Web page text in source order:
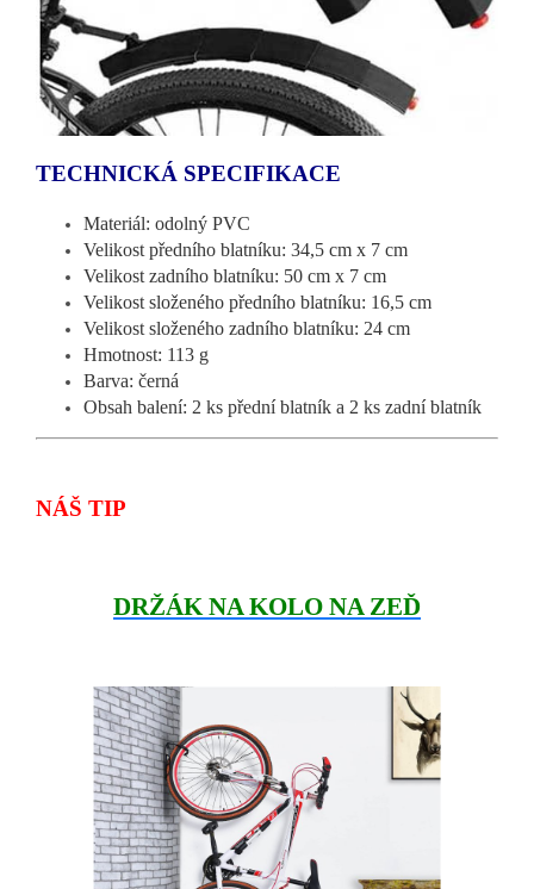
TECHNICKÁ SPECIFIKACE
Materiál: odolný PVC
Velikost předního blatníku: 34,5 cm x 7 cm
Velikost zadního blatníku: 50 cm x 7 cm
Velikost složeného předního blatníku: 16,5 cm
Velikost složeného zadního blatníku: 24 cm
Hmotnost: 113 g
Barva: černá
Obsah balení: 2 ks přední blatník a 2 ks zadní blatník
NÁŠ TIP
DRŽÁK NA KOLO NA ZEĎ